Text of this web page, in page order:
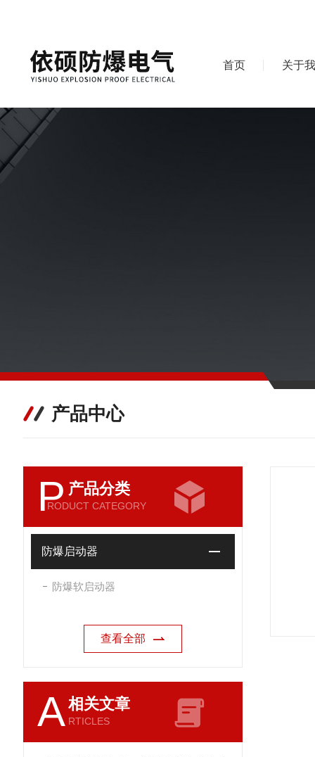
首页 关于
产品中心
P 产品分类
RODUCT CATEGORY
防爆启动器
防爆软启动器
查看全部
A相关文章
RTICLES